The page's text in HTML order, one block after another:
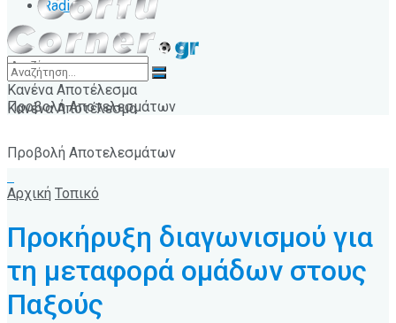
Radio
Κανένα Αποτέλεσμα
Προβολή Αποτελεσμάτων
Κανένα Αποτέλεσμα
Προβολή Αποτελεσμάτων
Αρχική Τοπικό
Προκήρυξη διαγωνισμού για
τη μεταφορά ομάδων στους
Παξούς